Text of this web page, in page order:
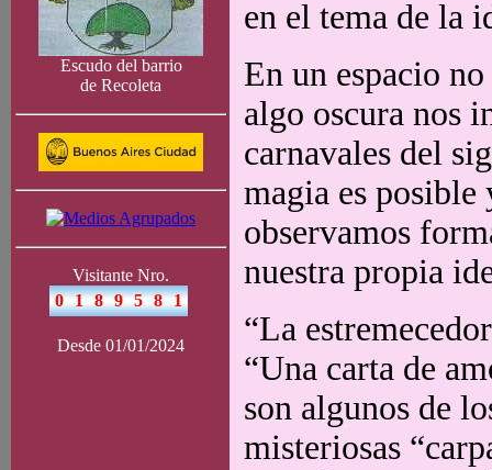
Escudo del barrio
de Recoleta
Visitante Nro.
Desde 01/01/2024
en el tema de la
En un espacio
algo oscura nos
carnavales del
magia es posible
observamos
nuestra propia
“La
“Una carta de
son algunos de
misteriosas